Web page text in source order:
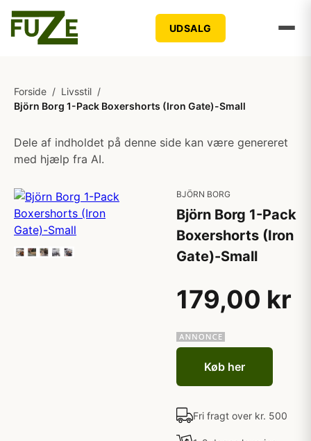
UDSALG
Forside / Livsstil /
Björn Borg 1-Pack Boxershorts (Iron Gate)-Small
Dele af indholdet på denne side kan være genereret
med hjælp fra AI.
BJÖRN BORG
Björn Borg 1-Pack
Boxershorts (Iron
Gate)-Small
179,00 kr
Køb her
Fri fragt over kr. 500